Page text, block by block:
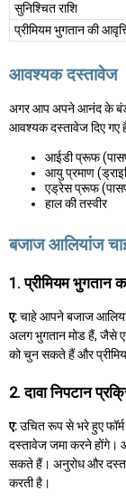
सुनिश्चित राशि
प्रीमियम भुगतान की
आवश्यक दस्तावेज
अगर आप अपने आनंद के बंडल
आवश्यक दस्तावेज दिए गए
आईडी प्रूफ
आयु प्रमाण
एड्रेस प्रूफ
हाल की तस्वीर
बजाज आलियांज
1. प्रीमियम भुगतान
ए:चाहे आपने बजाज
अलग भुगतान मोड हैं, जैसे
को चुन सकते हैं और
2. दावा निपटान
ए:उचित रूप से भरे हुए
दस्तावेज जमा करने होंगे।
सकते हैं। अनुरोध और
करती है।